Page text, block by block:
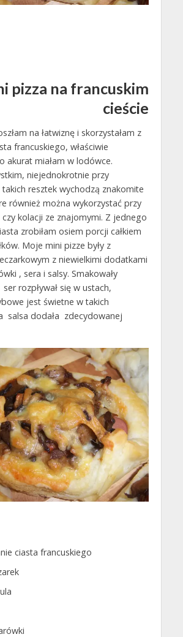
pizza na francuskim
cieście
na łatwiznę i skorzystałam z
francuskiego, właściwie
akurat miałam w lodówce.
niejednokrotnie przy
resztek wychodzą znakomite
również można wykorzystać przy
kolacji ze znajomymi. Z jednego
zrobiłam osiem porcji całkiem
Moje mini pizze były z
z niewielkimi dodatkami
, sera i salsy. Smakowały
rozpływał się w ustach,
jest świetne w takich
salsa dodała zdecydowanej
ciasta francuskiego